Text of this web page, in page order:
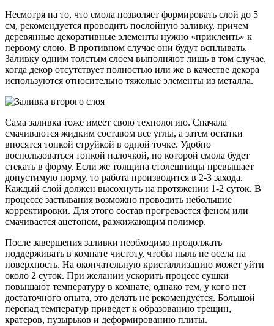
Несмотря на то, что смола позволяет формировать слой до 5
см, рекомендуется проводить послойную заливку, причем
деревянные декоративные элементы нужно «приклеить» к
первому слою. В противном случае они будут всплывать.
Заливку одним толстым слоем выполняют лишь в том случае,
когда декор отсутствует полностью или же в качестве декора
используются относительно тяжелые элементы из металла.
Сама заливка тоже имеет свою технологию. Сначала
смачиваются жидким составом все углы, а затем остатки
вносятся тонкой струйкой в одной точке. Удобно
воспользоваться тонкой палочкой, по которой смола будет
стекать в форму. Если же толщина столешницы превышает
допустимую норму, то работа производится в 2-3 захода.
Каждый слой должен высохнуть на протяжении 1-2 суток. В
процессе застывания возможно проводить небольшие
корректировки. Для этого состав прогревается феном или
смачивается ацетоном, разжижающим полимер.
После завершения заливки необходимо продолжать
поддерживать в комнате чистоту, чтобы пыль не осела на
поверхность. На окончательную кристаллизацию может уйти
около 2 суток. При желании ускорить процесс сушки
повышают температуру в комнате, однако тем, у кого нет
достаточного опыта, это делать не рекомендуется. Большой
перепад температур приведет к образованию трещин,
кратеров, пузырьков и деформированию плиты.